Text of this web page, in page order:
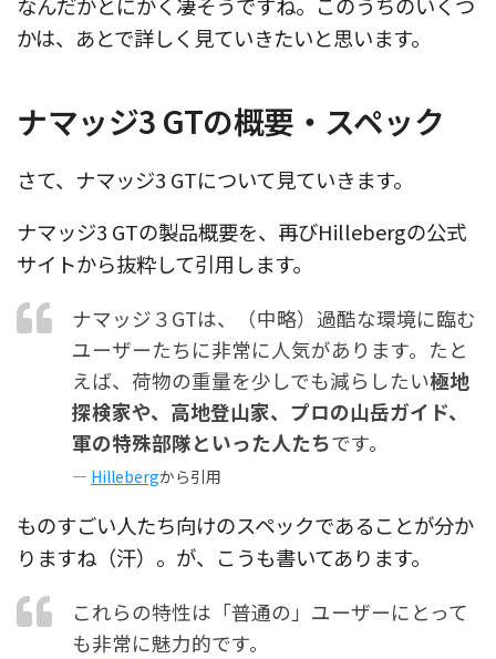
なんだかとにかく凄そうですね。このうちのいくつ
かは、あとで詳しく見ていきたいと思います。
ナマッジ3 GTの概要・スペック
さて、ナマッジ3 GTについて見ていきます。
ナマッジ3 GTの製品概要を、再びHillebergの公式
サイトから抜粋して引用します。
ナマッジ３GTは、（中略）過酷な環境に臨む
ユーザーたちに非常に人気があります。たと
えば、荷物の重量を少しでも減らしたい極地
探検家や、高地登山家、プロの山岳ガイド、
軍の特殊部隊といった人たちです。
— Hillebergから引用
ものすごい人たち向けのスペックであることが分か
りますね（汗）。が、こうも書いてあります。
これらの特性は「普通の」ユーザーにとって
も非常に魅力的です。